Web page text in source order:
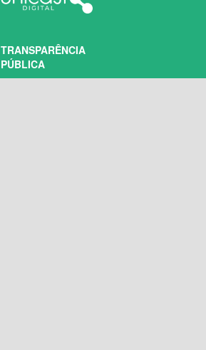
TRANSPARÊNCIA
PÚBLICA